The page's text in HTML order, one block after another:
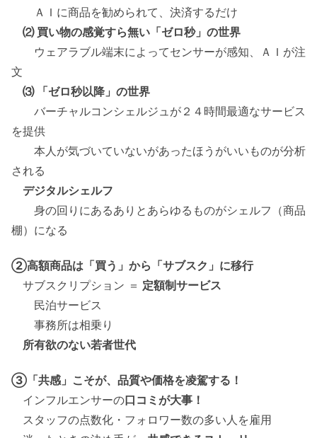
ＡＩに商品を勧められて、決済するだけ
⑵ 買い物の感覚すら無い「ゼロ秒」の世界
ウェアラブル端末によってセンサーが感知、ＡＩが注
文
⑶ 「ゼロ秒以降」の世界
バーチャルコンシェルジュが２４時間最適なサービス
を提供
本人が気づいていないがあったほうがいいものが分析
される
デジタルシェルフ
身の回りにあるありとあらゆるものがシェルフ（商品
棚）になる
②高額商品は「買う」から「サブスク」に移行
サブスクリプション ＝ 定額制サービス
民泊サービス
事務所は相乗り
所有欲のない若者世代
③「共感」こそが、品質や価格を凌駕する！
インフルエンサーの口コミが大事！
スタッフの点数化・フォロワー数の多い人を雇用